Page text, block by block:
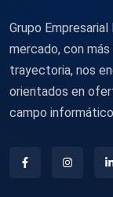
Grupo
mercado, con
trayectoria, nos
orientados en
campo